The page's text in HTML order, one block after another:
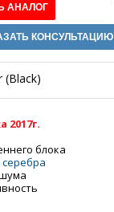
АНАЛОГ
КОНСУЛЬТАЦИЮ
(Black)
2017г.
блока